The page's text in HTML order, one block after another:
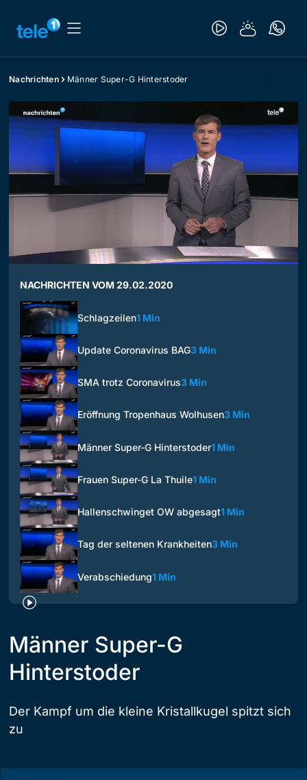
Nachrichten Männer Super-G Hinterstoder
NACHRICHTEN VOM 29.02.2020
Schlagzeilen1 Min
Update Coronavirus BAG3 Min
SMA trotz Coronavirus3 Min
Eröffnung Tropenhaus Wolhusen3 Min
Männer Super-G Hinterstoder1 Min
Frauen Super-G La Thuile1 Min
Hallenschwinget OW abgesagt1 Min
Tag der seltenen Krankheiten3 Min
Verabschiedung1 Min
Männer Super-G
Hinterstoder
Der Kampf um die kleine Kristallkugel spitzt sich
zu